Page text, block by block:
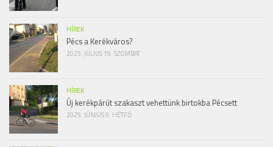
HÍREK
Pécs a Kerékváros?
2025. JÚLIUS 19. SZOMBAT
HÍREK
Új kerékpárút szakaszt vehettünk birtokba Pécsett
2025. JÚNIUS 9. HÉTFŐ